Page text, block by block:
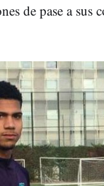
de pase a sus